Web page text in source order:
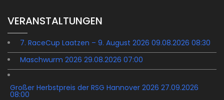
VERANSTALTUNGEN
7. RaceCup Laatzen – 9. August 2026 09.08.2026 08:30
Maschwurm 2026 29.08.2026 07:00
Großer Herbstpreis der RSG Hannover 2026 27.09.2026
08:00